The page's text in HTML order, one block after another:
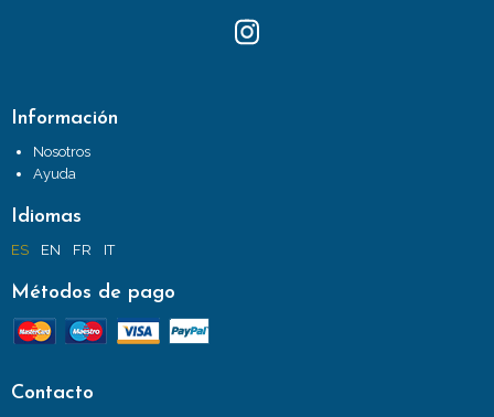
Información
Nosotros
Ayuda
Idiomas
ES EN FR IT
Métodos de pago
Contacto